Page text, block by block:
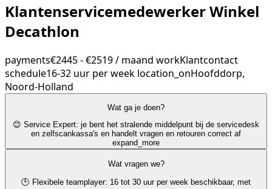
Klantenservicemedewerker Winkel
Decathlon
payments€2445 - €2519 / maand workKlantcontact
schedule16-32 uur per week location_onHoofddorp,
Noord-Holland
Wat ga je doen?
😊 Service Expert: je bent het stralende middelpunt bij de servicedesk
en zelfscankassa's en handelt vragen en retouren correct af
expand_more
Wat vragen we?
🕒 Flexibele teamplayer: 16 tot 30 uur per week beschikbaar, met